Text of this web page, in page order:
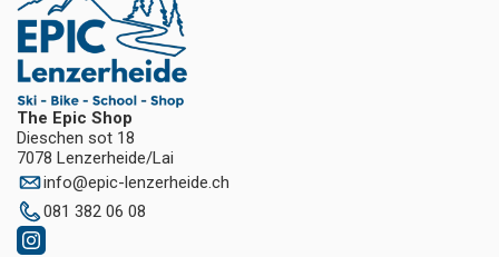
The Epic Shop
Dieschen sot 18
7078 Lenzerheide/Lai
info@epic-lenzerheide.ch
081 382 06 08